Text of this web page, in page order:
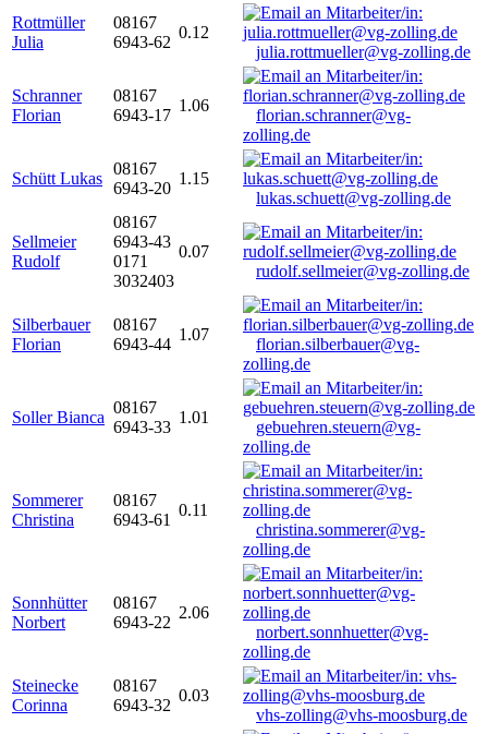
Rottmüller
Julia
08167
6943-62
0.12
julia.rottmueller@vg-zolling.de
Schranner
Florian
08167
6943-17
1.06
florian.schranner@vg-
zolling.de
Schütt Lukas
08167
6943-20
1.15
lukas.schuett@vg-zolling.de
Sellmeier
Rudolf
08167
6943-43
0171
3032403
0.07
rudolf.sellmeier@vg-zolling.de
Silberbauer
Florian
08167
6943-44
1.07
florian.silberbauer@vg-
zolling.de
Soller Bianca
08167
6943-33
1.01
gebuehren.steuern@vg-
zolling.de
Sommerer
Christina
08167
6943-61
0.11
christina.sommerer@vg-
zolling.de
Sonnhütter
Norbert
08167
6943-22
2.06
norbert.sonnhuetter@vg-
zolling.de
Steinecke
Corinna
08167
6943-32
0.03
vhs-zolling@vhs-moosburg.de